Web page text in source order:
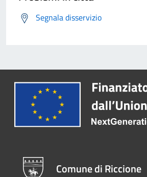
Segnala disservizio
Comune di Riccione